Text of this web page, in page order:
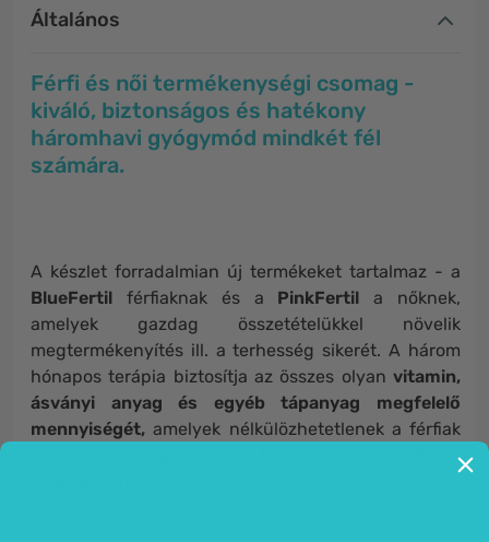
Általános
Férfi és női termékenységi csomag -
kiváló, biztonságos és hatékony
háromhavi gyógymód mindkét fél
számára.
A készlet forradalmian új termékeket tartalmaz - a
BlueFertil férfiaknak és a PinkFertil a nőknek,
amelyek gazdag összetételükkel növelik
megtermékenyítés ill. a terhesség sikerét. A három
hónapos terápia biztosítja az összes olyan vitamin,
ásványi anyag és egyéb tápanyag megfelelő
mennyiségét, amelyek nélkülözhetetlenek a férfiak
reproduktív funkcióinak megfelelő